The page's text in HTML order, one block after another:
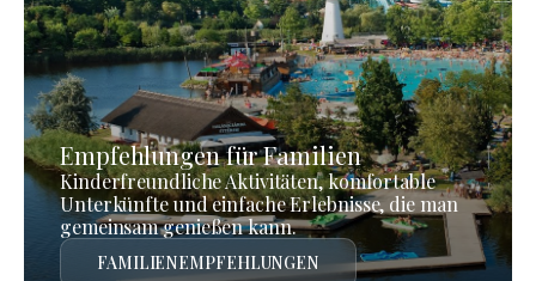
Empfehlungen für Familien
Kinderfreundliche Aktivitäten, komfortable
Unterkünfte und einfache Erlebnisse, die man
gemeinsam genießen kann.
FAMILIENEMPFEHLUNGEN